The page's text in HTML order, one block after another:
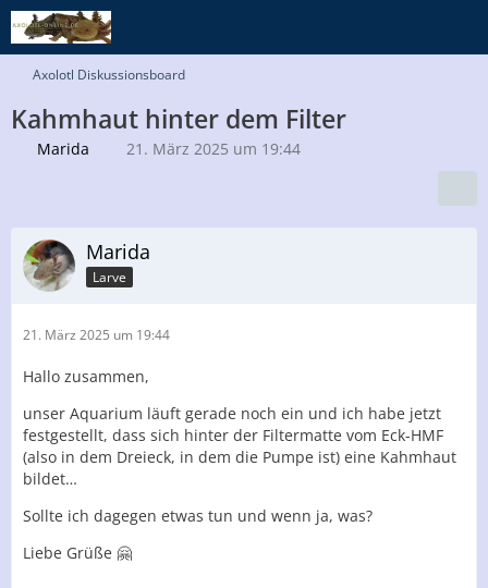
Axolotl Diskussionsboard
Kahmhaut hinter dem Filter
Marida 21. März 2025 um 19:44
Marida
Larve
21. März 2025 um 19:44
Hallo zusammen,
unser Aquarium läuft gerade noch ein und ich habe jetzt
festgestellt, dass sich hinter der Filtermatte vom Eck-HMF
(also in dem Dreieck, in dem die Pumpe ist) eine Kahmhaut
bildet…
Sollte ich dagegen etwas tun und wenn ja, was?
Liebe Grüße 🤗